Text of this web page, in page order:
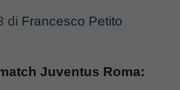
di Francesco Petito
Juventus Roma: